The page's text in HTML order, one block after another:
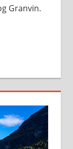
Granvin.